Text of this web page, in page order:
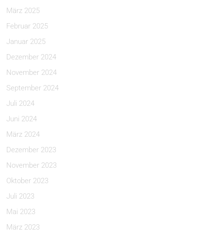
März 2025
Februar 2025
Januar 2025
Dezember 2024
November 2024
September 2024
Juli 2024
Juni 2024
März 2024
Dezember 2023
November 2023
Oktober 2023
Juli 2023
Mai 2023
März 2023